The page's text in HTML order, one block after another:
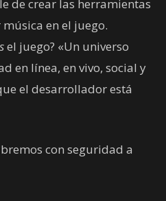
de crear las herramientas
en el juego.
el juego? «Un universo
en línea, en vivo, social y
el desarrollador está
con seguridad a